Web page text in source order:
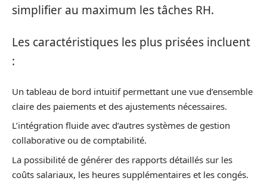
simplifier au maximum les tâches RH.
Les caractéristiques les plus prisées incluent
:
Un tableau de bord intuitif permettant une vue d’ensemble
claire des paiements et des ajustements nécessaires.
L’intégration fluide avec d’autres systèmes de gestion
collaborative ou de comptabilité.
La possibilité de générer des rapports détaillés sur les
coûts salariaux, les heures supplémentaires et les congés.